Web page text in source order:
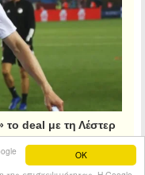
OK
deal με τη Λέστερ